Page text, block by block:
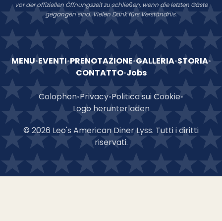
vor der offiziellen Öffnungszeit zu schließen, wenn die letzten Gäste
gegangen sind. Vielen Dank fürs Verständnis.
MENU•EVENTI•PRENOTAZIONE•GALLERIA•STORIA•
CONTATTO•Jobs
Colophon•Privacy•Politica sui Cookie•
Logo herunterladen
© 2026 Leo's American Diner Lyss. Tutti i diritti
riservati.